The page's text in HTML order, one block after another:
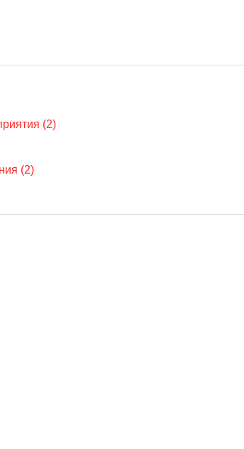
(2)
(2)